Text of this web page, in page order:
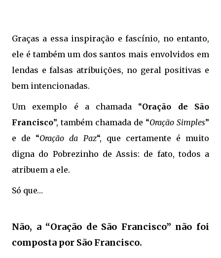
Graças a essa inspiração e fascínio, no entanto,
ele é também um dos santos mais envolvidos em
lendas e falsas atribuições, no geral positivas e
bem intencionadas.
Um exemplo é a chamada “Oração de São
Francisco”, também chamada de “Oração Simples”
e de “Oração da Paz“, que certamente é muito
digna do Pobrezinho de Assis: de fato, todos a
atribuem a ele.
Só que…
Não, a “Oração de São Francisco” não foi
composta por São Francisco.